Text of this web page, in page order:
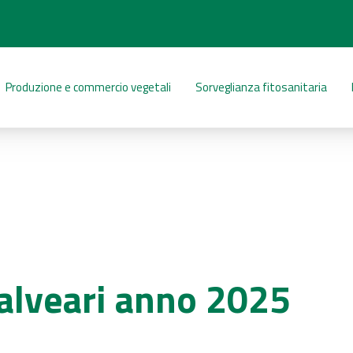
Produzione e commercio vegetali Sorveglianza fitosanitaria
anno 2025